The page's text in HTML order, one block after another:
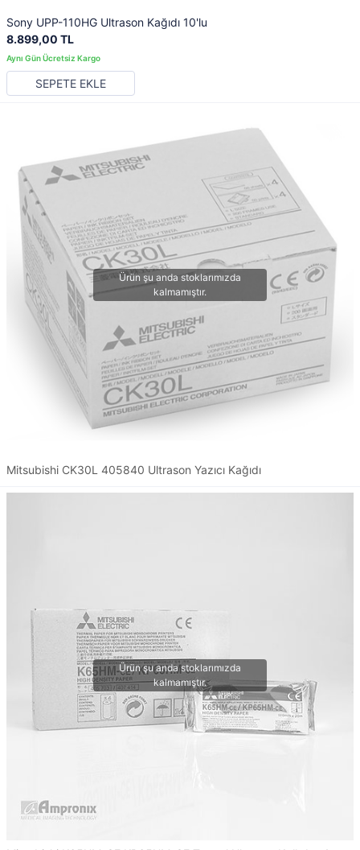
Sony UPP-110HG Ultrason Kağıdı 10'lu
8.899,00 TL
SEPETE EKLE
Mitsubishi CK30L 405840 Ultrason Yazıcı Kağıdı